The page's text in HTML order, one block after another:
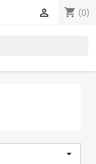
shopping_cart (0)

